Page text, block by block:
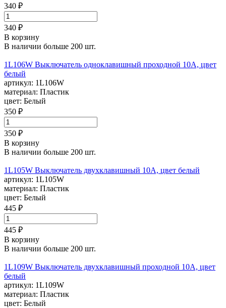
340 ₽
340 ₽
В корзину
В наличии больше 200 шт.
1L106W Выключатель одноклавишный проходной 10А, цвет
белый
артикул: 1L106W
материал: Пластик
цвет: Белый
350 ₽
350 ₽
В корзину
В наличии больше 200 шт.
1L105W Выключатель двухклавишный 10А, цвет белый
артикул: 1L105W
материал: Пластик
цвет: Белый
445 ₽
445 ₽
В корзину
В наличии больше 200 шт.
1L109W Выключатель двухклавишный проходной 10А, цвет
белый
артикул: 1L109W
материал: Пластик
цвет: Белый